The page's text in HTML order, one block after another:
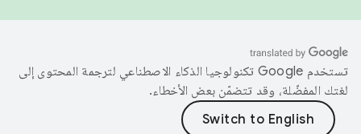
تستخدم Google تكنولوجيا الذكاء الاصطناعي لترجمة المحتوى إلى
لغتك المفضّلة، وقد تتضمّن بعض الأخطاء.